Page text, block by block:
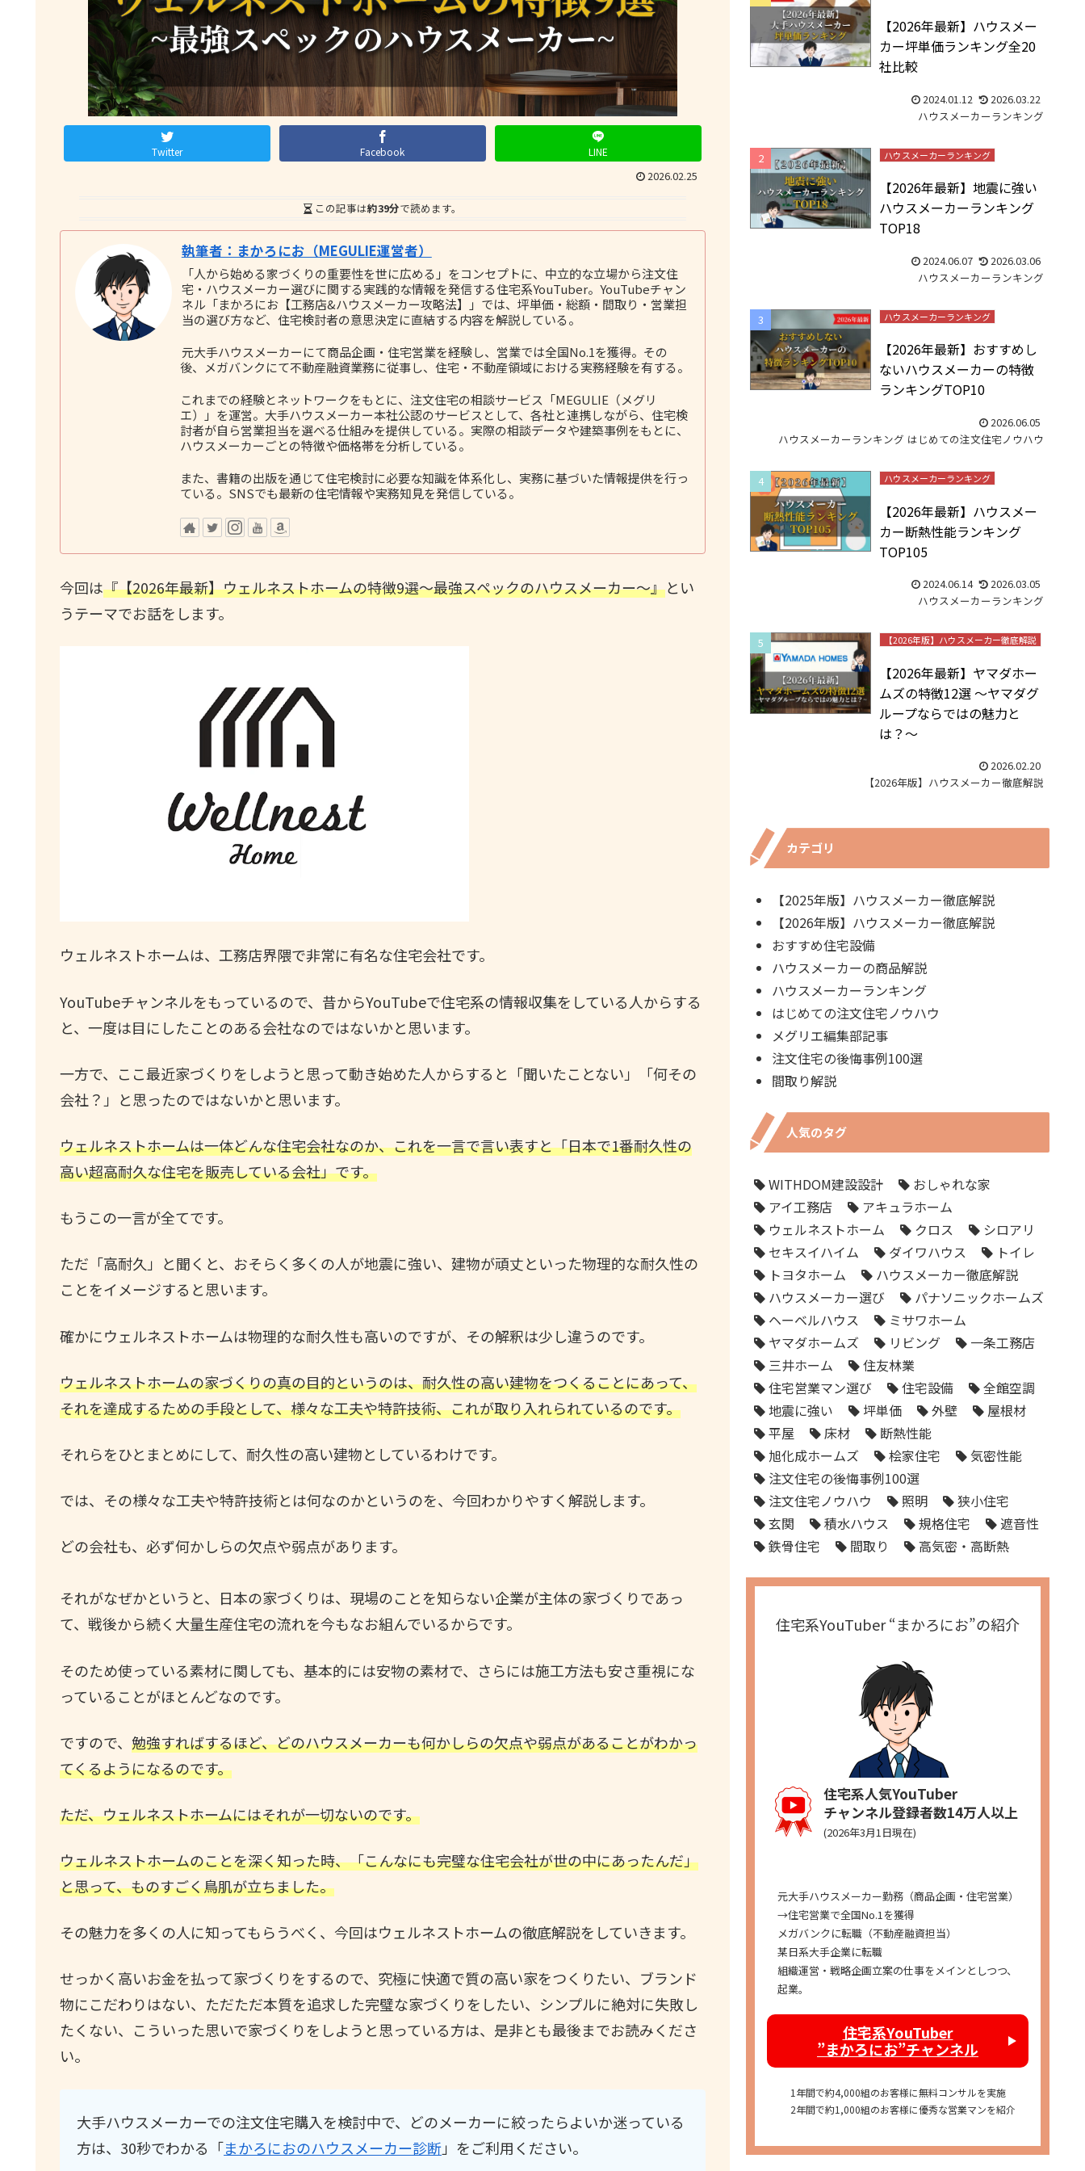
Twitter Facebook LINE
2026.02.25
この記事は約39分で読めます。
執筆者：まかろにお（MEGULIE運営者）
「人から始める家づくりの重要性を世に広める」をコンセプトに、中立的な立場から注文住
宅・ハウスメーカー選びに関する実践的な情報を発信する住宅系YouTuber。YouTubeチャン
ネル「まかろにお【工務店&ハウスメーカー攻略法】」では、坪単価・総額・間取り・営業担
当の選び方など、住宅検討者の意思決定に直結する内容を解説している。
元大手ハウスメーカーにて商品企画・住宅営業を経験し、営業では全国No.1を獲得。その
後、メガバンクにて不動産融資業務に従事し、住宅・不動産領域における実務経験を有する。
これまでの経験とネットワークをもとに、注文住宅の相談サービス「MEGULIE（メグリ
エ）」を運営。大手ハウスメーカー本社公認のサービスとして、各社と連携しながら、住宅検
討者が自ら営業担当を選べる仕組みを提供している。実際の相談データや建築事例をもとに、
ハウスメーカーごとの特徴や価格帯を分析している。
また、書籍の出版を通じて住宅検討に必要な知識を体系化し、実務に基づいた情報提供を行っ
ている。SNSでも最新の住宅情報や実務知見を発信している。
今回は『【2026年最新】ウェルネストホームの特徴9選～最強スペックのハウスメーカー～』とい
うテーマでお話をします。
ウェルネストホームは、工務店界隈で非常に有名な住宅会社です。
YouTubeチャンネルをもっているので、昔からYouTubeで住宅系の情報収集をしている人からする
と、一度は目にしたことのある会社なのではないかと思います。
一方で、ここ最近家づくりをしようと思って動き始めた人からすると「聞いたことない」「何その
会社？」と思ったのではないかと思います。
ウェルネストホームは一体どんな住宅会社なのか、これを一言で言い表すと「日本で1番耐久性の
高い超高耐久な住宅を販売している会社」です。
もうこの一言が全てです。
ただ「高耐久」と聞くと、おそらく多くの人が地震に強い、建物が頑丈といった物理的な耐久性の
ことをイメージすると思います。
確かにウェルネストホームは物理的な耐久性も高いのですが、その解釈は少し違うのです。
ウェルネストホームの家づくりの真の目的というのは、耐久性の高い建物をつくることにあって、
それを達成するための手段として、様々な工夫や特許技術、これが取り入れられているのです。
それらをひとまとめにして、耐久性の高い建物としているわけです。
では、その様々な工夫や特許技術とは何なのかというのを、今回わかりやすく解説します。
どの会社も、必ず何かしらの欠点や弱点があります。
それがなぜかというと、日本の家づくりは、現場のことを知らない企業が主体の家づくりであっ
て、戦後から続く大量生産住宅の流れを今もなお組んでいるからです。
そのため使っている素材に関しても、基本的には安物の素材で、さらには施工方法も安さ重視にな
っていることがほとんどなのです。
ですので、 勉強すればするほど、どのハウスメーカーも何かしらの欠点や弱点があることがわかっ
てくるようになるのです。
ただ、ウェルネストホームにはそれが一切ないのです。
ウェルネストホームのことを深く知った時、「こんなにも完璧な住宅会社が世の中にあったんだ」
と思って、ものすごく鳥肌が立ちました。
その魅力を多くの人に知ってもらうべく、今回はウェルネストホームの徹底解説をしていきます。
せっかく高いお金を払って家づくりをするので、究極に快適で質の高い家をつくりたい、ブランド
物にこだわりはない、ただただ本質を追求した完璧な家づくりをしたい、シンプルに絶対に失敗し
たくない、こういった思いで家づくりをしようと思っている方は、是非とも最後までお読みくださ
い。
大手ハウスメーカーでの注文住宅購入を検討中で、どのメーカーに絞ったらよいか迷っている
方は、30秒でわかる「まかろにおのハウスメーカー診断」をご利用ください。
【2026年最新】ハウスメー
カー坪単価ランキング全20
社比較
2024.01.12
2026.03.22
ハウスメーカーランキング
ハウスメーカーランキング
【2026年最新】地震に強い
ハウスメーカーランキング
TOP18
2024.06.07
2026.03.06
ハウスメーカーランキング
ハウスメーカーランキング
【2026年最新】おすすめし
ないハウスメーカーの特徴
ランキングTOP10
2026.06.05
ハウスメーカーランキング はじめての注文住宅ノウハウ
ハウスメーカーランキング
【2026年最新】ハウスメー
カー断熱性能ランキング
TOP105
2024.06.14
2026.03.05
ハウスメーカーランキング
【2026年版】ハウスメーカー徹底解説
【2026年最新】ヤマダホー
ムズの特徴12選 ～ヤマダグ
ループならではの魅力と
は？～
2026.02.20
【2026年版】ハウスメーカー徹底解説
カテゴリ
【2025年版】ハウスメーカー徹底解説
【2026年版】ハウスメーカー徹底解説
おすすめ住宅設備
ハウスメーカーの商品解説
ハウスメーカーランキング
はじめての注文住宅ノウハウ
メグリエ編集部記事
注文住宅の後悔事例100選
間取り解説
人気のタグ
WITHDOM建設設計
おしゃれな家
アイ工務店
アキュラホーム
ウェルネストホーム
クロス
シロアリ
セキスイハイム
ダイワハウス
トイレ
トヨタホーム
ハウスメーカー徹底解説
ハウスメーカー選び
パナソニックホームズ
ヘーベルハウス
ミサワホーム
ヤマダホームズ
リビング
一条工務店
三井ホーム
住友林業
住宅営業マン選び
住宅設備
全館空調
地震に強い
坪単価 外壁
屋根材
平屋
床材
断熱性能
旭化成ホームズ
桧家住宅
気密性能
注文住宅の後悔事例100選
注文住宅ノウハウ
照明
狭小住宅
玄関
積水ハウス 規格住宅
遮音性
鉄骨住宅
間取り 高気密・高断熱
住宅系YouTuber “まかろにお”の紹介
住宅系人気YouTuber
チャンネル登録者数14万人以上
(2026年3月1日現在)
元大手ハウスメーカー勤務（商品企画・住宅営業）
→住宅営業で全国No.1を獲得
メガバンクに転職（不動産融資担当）
某日系大手企業に転職
組織運営・戦略企画立案の仕事をメインとしつつ、
起業。
住宅系YouTuber
”まかろにお”チャンネル
1年間で約4,000組のお客様に無料コンサルを実施
2年間で約1,000組のお客様に優秀な営業マンを紹介